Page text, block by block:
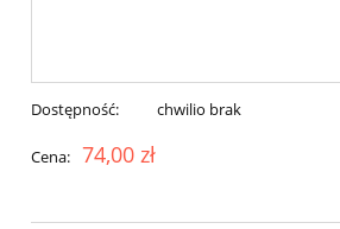
Dostępność: chwilio brak
Cena: 74,00 zł